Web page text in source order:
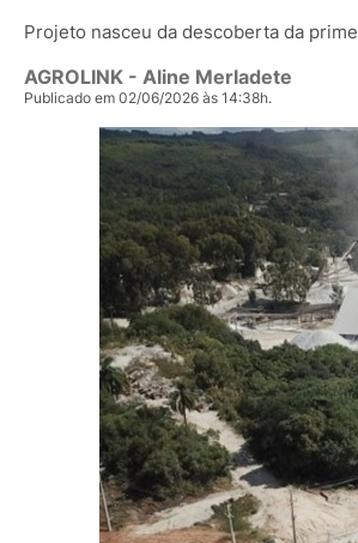
Projeto nasceu da descoberta da
AGROLINK - Aline Merladete
Publicado em 02/06/2026 às 14:38h.